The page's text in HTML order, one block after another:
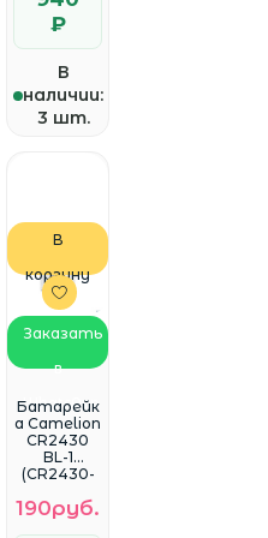
₽
В
наличии:
3 шт.
В
корзину
Заказать
в
WhatsApp
Батарейк
а Camelion
CR2430
BL-1
(CR2430-
батарейк
а
190руб.